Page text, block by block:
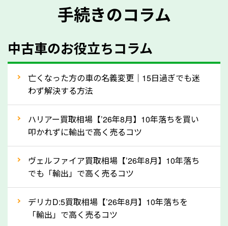
メーカー／車種
型式／グレード
走行距離（例：約〇万キロ）
車検の満了日
内装や外装の状態
定を行い高価買取価格をつけやすくなります。
ってきます！
自動車税の還付金は、先に年払いしていた自動車税が
月割りで返還されるものです。ですから、自動車税の
還付金は早めに売却するほど多く還付されます。不要
手続きのコラム
中古車のお役立ちコラム
亡くなった方の車の名義変更｜15日過ぎでも迷
わず解決する方法
ハリアー買取相場【’26年8月】10年落ちを買い
叩かれずに輸出で高く売るコツ
ヴェルファイア買取相場【’26年8月】10年落ち
でも「輸出」で高く売るコツ
デリカD:5買取相場【’26年8月】10年落ちを
「輸出」で高く売るコツ